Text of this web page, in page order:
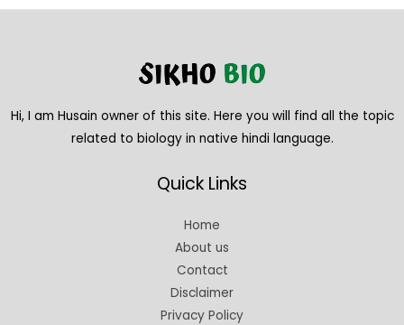
Hi, I am Husain owner of this site. Here you will find all the topic
related to biology in native hindi language.
Quick Links
Home
About us
Contact
Disclaimer
Privacy Policy